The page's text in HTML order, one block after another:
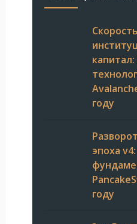
году
эпоха
году